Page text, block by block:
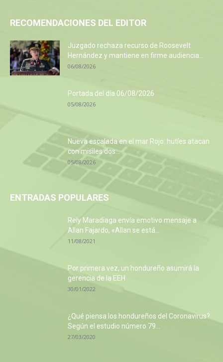
RECOMENDACIONES DEL EDITOR
Juzgado rechaza recurso de Roosevelt
Hernández y mantiene en firme audiencia...
06/08/2026
Portada del día 06/08/2026
05/08/2026
Nueva escalada en el mar Rojo: hutíes atacan
con misiles dos...
05/08/2026
ENTRADAS POPULARES
Rely Maradiaga envía emotivo mensaje a
Allan Fajardo, «Allan se está...
11/08/2021
Por primera vez, un hondureño asumirá la
gerencia de la EEH
30/01/2022
¿Qué piensa los hondureños del Coronavirus?
Según el estudio número 79...
27/03/2020